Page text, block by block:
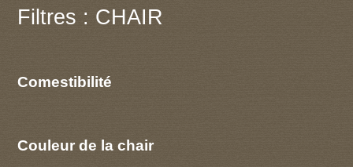
Filtres : CHAIR
Comestibilité
Couleur de la chair